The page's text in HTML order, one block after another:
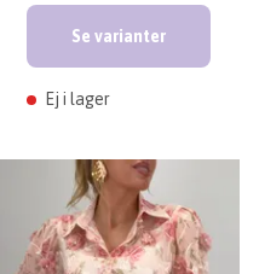
Se varianter
Ej i lager